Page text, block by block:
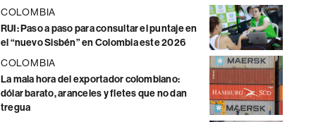
COLOMBIA
RUI: Paso a paso para consultar el puntaje en
el “nuevo Sisbén” en Colombia este 2026
COLOMBIA
La mala hora del exportador colombiano:
dólar barato, aranceles y fletes que no dan
tregua